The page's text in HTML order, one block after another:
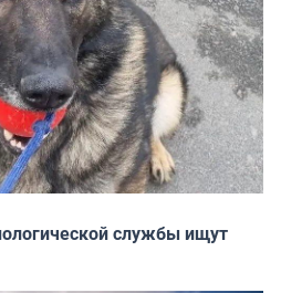
службы ищут